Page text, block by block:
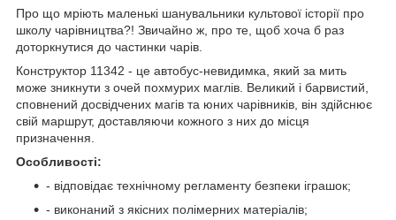
Про що мріють маленькі шанувальники культової історії про
школу чарівництва?! Звичайно ж, про те, щоб хоча б раз
доторкнутися до частинки чарів.
Конструктор 11342 - це автобус-невидимка, який за мить
може зникнути з очей похмурих маглів. Великий і барвистий,
сповнений досвідчених магів та юних чарівників, він здійснює
свій маршрут, доставляючи кожного з них до місця
призначення.
Особливості:
- відповідає технічному регламенту безпеки іграшок;
- виконаний з якісних полімерних матеріалів;